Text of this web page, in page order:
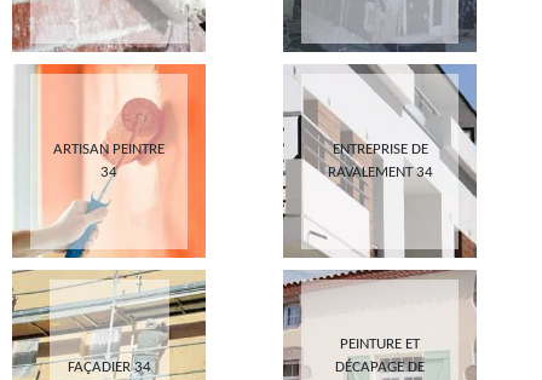
ARTISAN PEINTRE
34
ENTREPRISE DE
RAVALEMENT 34
FAÇADIER 34
PEINTURE ET
DÉCAPAGE DE